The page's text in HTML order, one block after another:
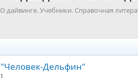
дайвинге. Учебники. Справочная
Дельфин"